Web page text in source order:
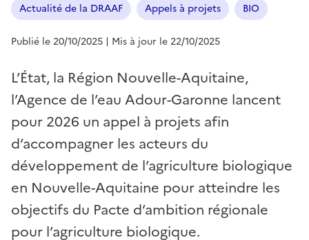
Actualité de la DRAAF Appels à projets BIO
Publié le 20/10/2025 | Mis à jour le 22/10/2025
L’État, la Région Nouvelle-Aquitaine,
l’Agence de l’eau Adour-Garonne lancent
pour 2026 un appel à projets afin
d’accompagner les acteurs du
développement de l’agriculture biologique
en Nouvelle-Aquitaine pour atteindre les
objectifs du Pacte d’ambition régionale
pour l’agriculture biologique.